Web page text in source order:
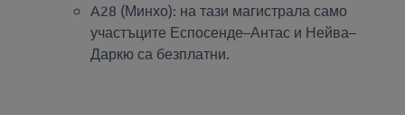
A28 (Минхо): на тази магистрала само
участъците Еспосенде–Антас и Нейва–
Даркю са безплатни.